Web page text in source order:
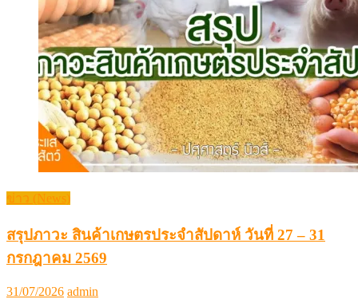
ข่าว (News)
สรุปภาวะ สินค้าเกษตรประจำสัปดาห์ วันที่ 27 – 31
กรกฎาคม 2569
Posted
31/07/2026 Author
admin